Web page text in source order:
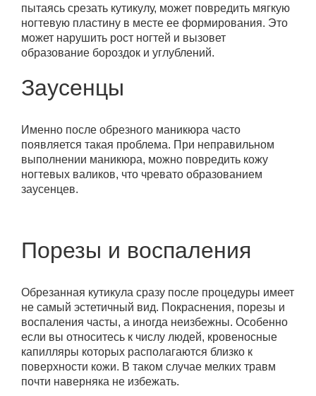
пытаясь срезать кутикулу, может повредить мягкую
ногтевую пластину в месте ее формирования. Это
может нарушить рост ногтей и вызовет
образование бороздок и углублений.
Заусенцы
Именно после обрезного маникюра часто
появляется такая проблема. При неправильном
выполнении маникюра, можно повредить кожу
ногтевых валиков, что чревато образованием
заусенцев.
Порезы и воспаления
Обрезанная кутикула сразу после процедуры имеет
не самый эстетичный вид. Покраснения, порезы и
воспаления часты, а иногда неизбежны. Особенно
если вы относитесь к числу людей, кровеносные
капилляры которых располагаются близко к
поверхности кожи. В таком случае мелких травм
почти наверняка не избежать.